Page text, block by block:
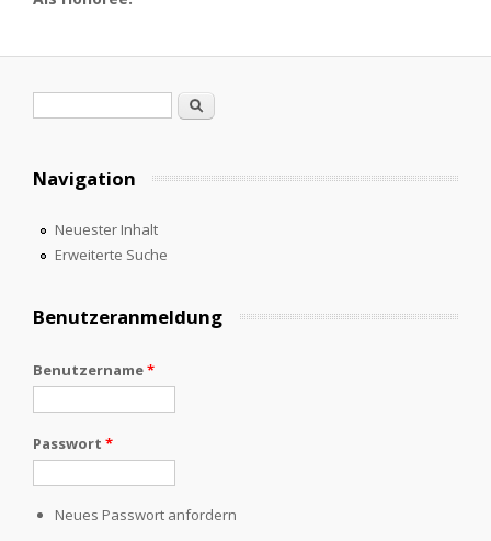
Suche
Navigation
Neuester Inhalt
Erweiterte Suche
Benutzeranmeldung
Benutzername*
Passwort *
Neues Passwort anfordern